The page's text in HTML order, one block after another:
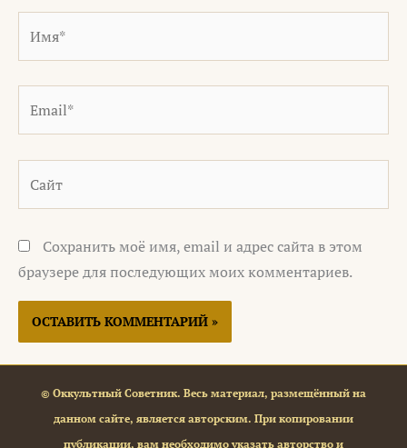
Сохранить моё имя, email и адрес сайта в этом
браузере для последующих моих комментариев.
© Оккультный Советник. Весь материал, размещённый на
данном сайте, является авторским. При копировании
публикации, вам необходимо указать авторство и